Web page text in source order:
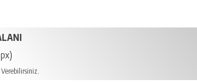
Verebilirsiniz.